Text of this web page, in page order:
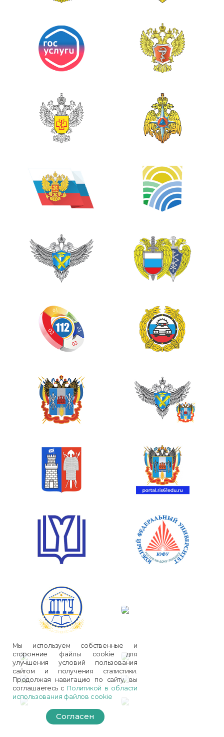
Мы используем собственные и
сторонние файлы cookie для
улучшения условий пользования
сайтом и получения статистики.
Продолжая навигацию по сайту, вы
соглашаетесь с Политикой в области
использования файлов cookie
Согласен